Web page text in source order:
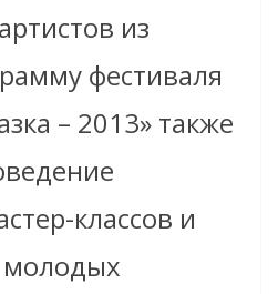
из
фестиваля
– 2013» также
классов и
молодых